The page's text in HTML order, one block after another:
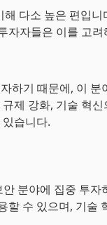
다소 높은 편입
자자들은 이를 고려
하기 때문에, 이 분
제 강화, 기술 혁
습니다.
분야에 집중 투자
할 수 있으며, 기술